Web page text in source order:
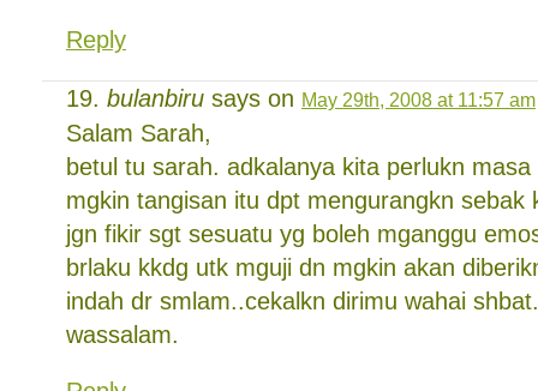
Reply
bulanbiru says on May 29th, 2008 at 11:57 am
Salam Sarah,
betul tu sarah. adkalanya kita perlukn
mgkin tangisan itu dpt mengurangkn
jgn fikir sgt sesuatu yg boleh mganggu
brlaku kkdg utk mguji dn mgkin akan
indah dr smlam..cekalkn dirimu wahai
wassalam.